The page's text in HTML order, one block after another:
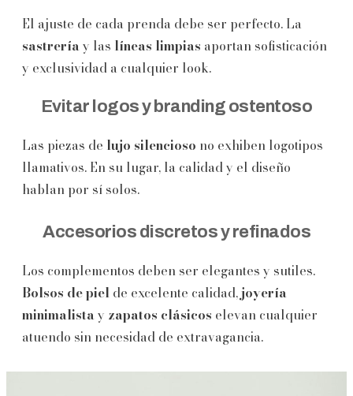
El ajuste de cada prenda debe ser perfecto. La
sastreríay las líneas limpias aportan sofisticación
y exclusividad a cualquier look.
Evitar logos y branding ostentoso
Las piezas de lujo silencioso no exhiben logotipos
llamativos. En su lugar, la calidad y el diseño
hablan por sí solos.
Accesorios discretos y refinados
Los complementos deben ser elegantes y sutiles.
Bolsos de piel de excelente calidad,joyería
minimalistay zapatos clásicos elevan cualquier
atuendo sin necesidad de extravagancia.